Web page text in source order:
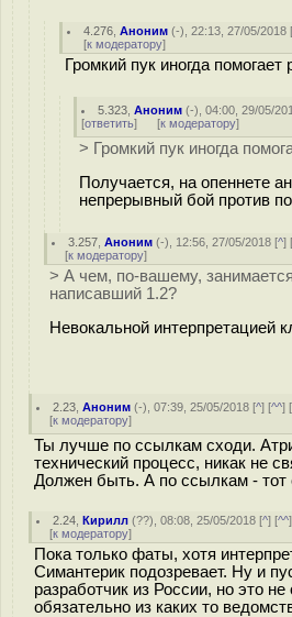
4.276 ,Аноним (-), 22:13, 27/05/2018
[к модератору]
Громкий пук иногда помогает
5.323 ,Аноним (-), 04:00, 29/05/
[ответить] [к модератору]
> Громкий пук иногда
Получается, на опеннете
непрерывный бой против
3.257 ,Аноним (-), 12:56, 27/05/2018 [^]
[к модератору]
> А чем, по-вашему,
написавший 1.2?
Невокальной интерпретацией
2.23 ,Аноним (-), 07:39, 25/05/2018 [^] [^^] [
[к модератору]
Ты лучше по ссылкам сходи.
технический процесс, никак не
Должен быть. А по ссылкам - тот
2.24 ,Кирилл (??), 08:08, 25/05/2018 [^] [^^
[к модератору]
Пока только фаты, хотя
Симантерик подозревает. Ну и
разработчик из России, но это
обязательно из каких то